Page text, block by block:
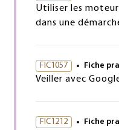
Utiliser les
dans une
FIC1057 Fiche
Veiller avec
FIC1212 Fiche